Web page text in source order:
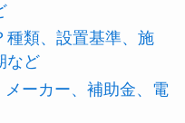
種類、設置基準、施
など
ーカー、補助金、電